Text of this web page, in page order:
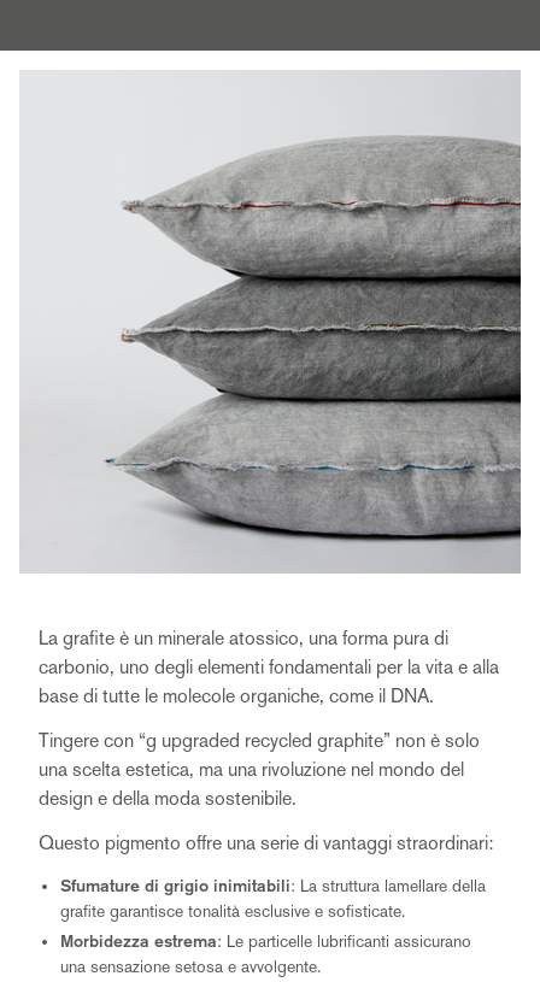
La grafite è un minerale atossico, una forma pura di
carbonio, uno degli elementi fondamentali per la vita e alla
base di tutte le molecole organiche, come il DNA.
Tingere con “g upgraded recycled graphite” non è solo
una scelta estetica, ma una rivoluzione nel mondo del
design e della moda sostenibile.
Questo pigmento offre una serie di vantaggi straordinari:
Sfumature di grigio inimitabili: La struttura lamellare della
grafite garantisce tonalità esclusive e sofisticate.
Morbidezza estrema: Le particelle lubrificanti assicurano
una sensazione setosa e avvolgente.